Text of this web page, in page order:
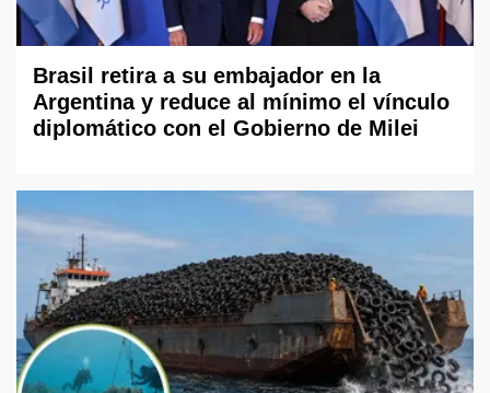
Brasil retira a su embajador en la
Argentina y reduce al mínimo el vínculo
diplomático con el Gobierno de Milei